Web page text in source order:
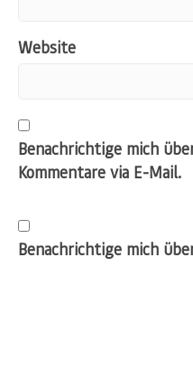
Website
Benachrichtige mich
Kommentare via E-Mail.
Benachrichtige mich